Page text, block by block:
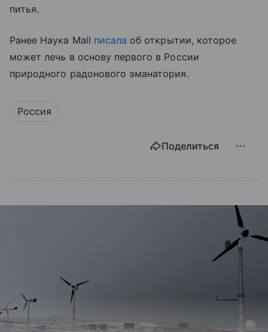
питья.
Ранее Наука Mail писала об открытии, которое
может лечь в основу первого в России
природного радонового эманатория.
Россия
Поделиться